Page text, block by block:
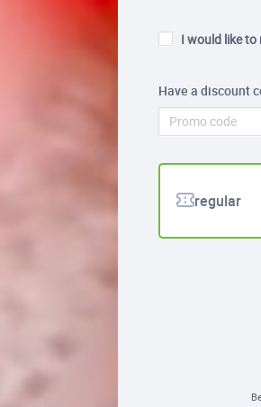
I would like to
Have a discount
regular